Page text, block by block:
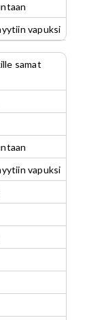
vapuksi
samat
vapuksi